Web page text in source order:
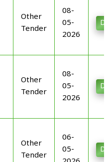
Other
Tender
08-
05-
2026
Other
Tender
08-
05-
2026
Other
Tender
06-
05-